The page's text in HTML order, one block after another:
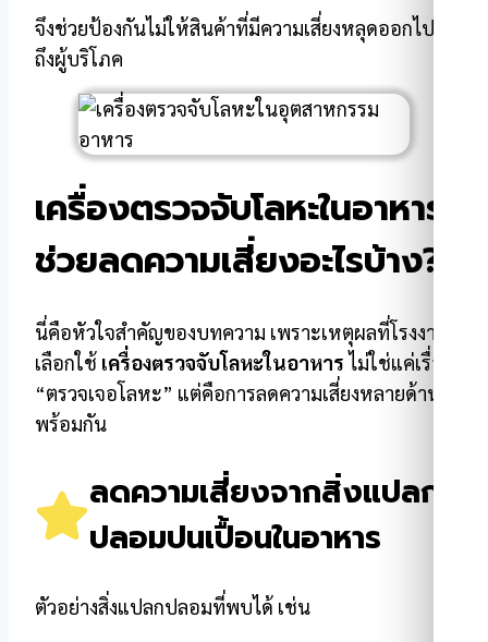
จึงช่วยป้องกันไม่ให้สินค้าที่มีความเสี่ยงหลุดออกไป
ถึงผู้บริโภค
เครื่องตรวจจับโลหะในอาหาร
ช่วยลดความเสี่ยงอะไรบ้าง?
นี่คือหัวใจสำคัญของบทความ เพราะเหตุผลที่โรงงาน
เลือกใช้ เครื่องตรวจจับโลหะในอาหาร ไม่ใช่แค่เรื่อง
“ตรวจเจอโลหะ” แต่คือการลดความเสี่ยงหลายด้าน
พร้อมกัน
ลดความเสี่ยงจากสิ่งแปลก
ปลอมปนเปื้อนในอาหาร
ตัวอย่างสิ่งแปลกปลอมที่พบได้ เช่น